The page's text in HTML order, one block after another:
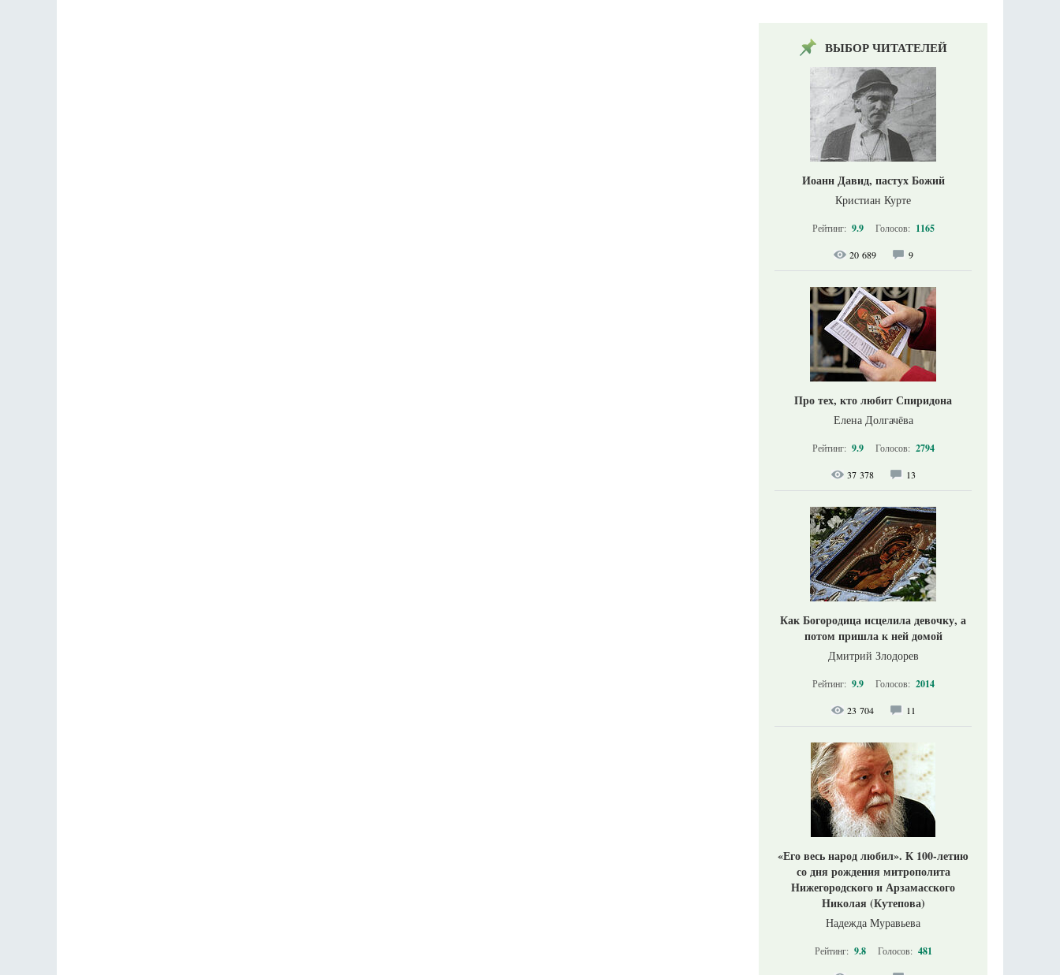
ВЫБОР ЧИТАТЕЛЕЙ
Иоанн Давид, пастух Божий
Кристиан Курте
Рейтинг: 9.9 Голосов: 1165
20 689 9
Про тех, кто любит Спиридона
Елена Долгачёва
Рейтинг: 9.9 Голосов: 2794
37 378 13
Как Богородица исцелила девочку, а
потом пришла к ней домой
Дмитрий Злодорев
Рейтинг: 9.9 Голосов: 2014
23 704 11
«Его весь народ любил». К 100-летию
со дня рождения митрополита
Нижегородского и Арзамасского
Николая (Кутепова)
Надежда Муравьева
Рейтинг: 9.8 Голосов: 481